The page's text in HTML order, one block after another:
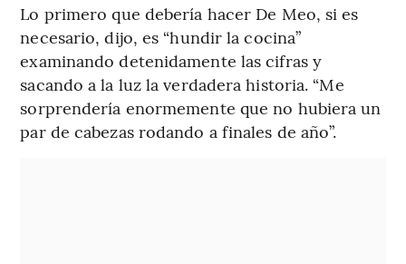
Lo primero que debería hacer De Meo, si es
necesario, dijo, es “hundir la cocina”
examinando detenidamente las cifras y
sacando a la luz la verdadera historia. “Me
sorprendería enormemente que no hubiera un
par de cabezas rodando a finales de año”.